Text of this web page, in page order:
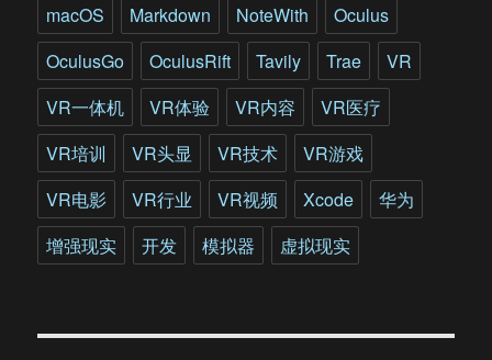
吗?
macOS
Markdown NoteWith
Oculus
OculusGo
OculusRift Tavily Trae
VR
VR一体机
VR体验 VR内容
VR医疗
VR培训
VR头显 VR技术
VR游戏
VR电影
VR行业 VR视频 Xcode
华为
增强现实
开发 模拟器 虚拟现实